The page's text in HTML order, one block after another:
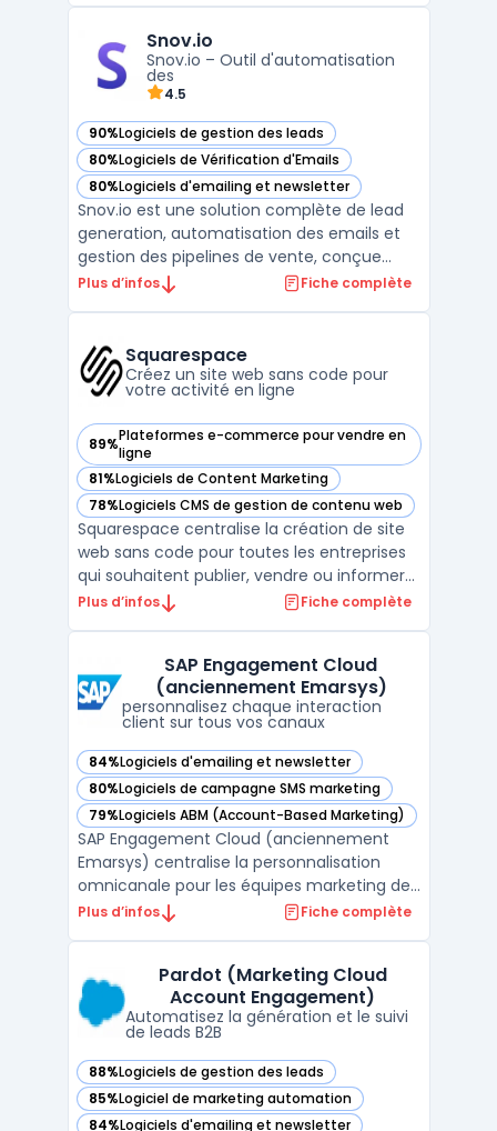
croissance, confrontés à la difficulté de
trouver des prospects f ...
Snov.io
Snov.io – Outil d'automatisation
des
4.5
90%Logiciels de gestion des leads
— voir Snov.io dans cette catégorie
80%Logiciels de Vérification d'Emails
— voir Snov.io dans cette catégorie
80%Logiciels d'emailing et newsletter
— voir Snov.io dans cette catégorie
Snov.io est une solution complète de lead
generation, automatisation des emails et
gestion des pipelines de vente, conçue
pour optimiser le processus de prospection
grâce à un puissant email finder et
d'automatiser les ...
Plus d’infos Fiche complète
Squarespace
Créez un site web sans code pour
votre activité en ligne
89%Plateformes e-commerce pour vendre en
ligne
— voir Squarespace dans cette catégorie
81%Logiciels de Content Marketing
— voir Squarespace dans cette catégorie
78%Logiciels CMS de gestion de contenu web
— voir Squarespace dans cette catégorie
Squarespace centralise la création de site
web sans code pour toutes les entreprises
qui souhaitent publier, vendre ou informer
en ligne sans expertise technique interne.
gérer un blog ou un portfolio, suivre l’activ ...
Plus d’infos Fiche complète
SAP Engagement Cloud
(anciennement Emarsys)
personnalisez chaque interaction
client sur tous vos canaux
84%Logiciels d'emailing et newsletter
— voir SAP Engagement Cloud (anciennement Emarsys)
80%Logiciels de campagne SMS marketing
— voir SAP Engagement Cloud (anciennement Emarsys)
79%Logiciels ABM (Account-Based Marketing)
— voir SAP Engagement Cloud (anciennement Emarsys)
SAP Engagement Cloud (anciennement
Emarsys) centralise la personnalisation
omnicanale pour les équipes marketing des
grandes marques, en unifiant les données
opérant sur plusieurs canaux, ce logiciel
traite en temps rée ...
Plus d’infos Fiche complète
Pardot (Marketing Cloud
Account Engagement)
Automatisez la génération et le suivi
de leads B2B
88%Logiciels de gestion des leads
— voir Pardot (Marketing Cloud Account Engagement)
85%Logiciel de marketing automation
— voir Pardot (Marketing Cloud Account Engagement)
84%Logiciels d'emailing et newsletter